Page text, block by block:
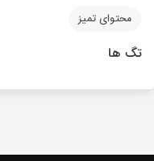
محتوای تمیز
تگ ها